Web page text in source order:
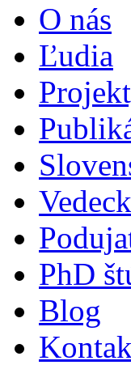
O nás
Ľudia
PhD
Blog